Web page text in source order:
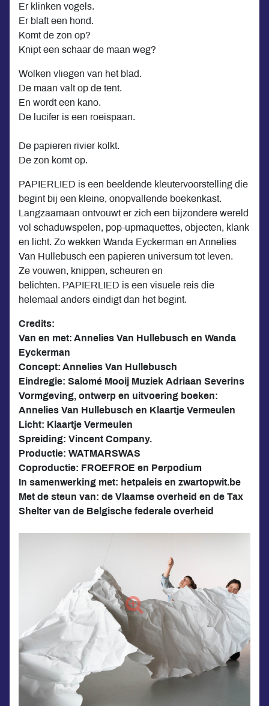
Er klinken vogels.
Er blaft een hond.
Komt de zon op?
Knipt een schaar de maan weg?
Wolken vliegen van het blad.
De maan valt op de tent.
En wordt een kano.
De lucifer is een roeispaan.
De papieren rivier kolkt.
De zon komt op.
PAPIERLIED is een beeldende kleutervoorstelling die
begint bij een kleine, onopvallende boekenkast.
Langzaamaan ontvouwt er zich een bijzondere wereld
vol schaduwspelen, pop-upmaquettes, objecten, klank
en licht. Zo wekken Wanda Eyckerman en Annelies
Van Hullebusch een papieren universum tot leven.
Ze vouwen, knippen, scheuren en
belichten. PAPIERLIED is een visuele reis die
helemaal anders eindigt dan het begint.
Credits:
Van en met: Annelies Van Hullebusch en Wanda
Eyckerman
Concept: Annelies Van Hullebusch
Eindregie: Salomé Mooij Muziek Adriaan Severins
Vormgeving, ontwerp en uitvoering boeken:
Annelies Van Hullebusch en Klaartje Vermeulen
Licht: Klaartje Vermeulen
Spreiding: Vincent Company.
Productie: WATMARSWAS
Coproductie: FROEFROE en Perpodium
In samenwerking met: hetpaleis en zwartopwit.be
Met de steun van: de Vlaamse overheid en de Tax
Shelter van de Belgische federale overheid